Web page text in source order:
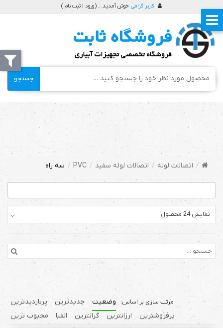
کاربر گرامی خوش آمدید ... (ورود | ثبت نام )
جستجو
اتصالات لوله اتصالات لوله سفید PVC سه راه
نمایش 24 محصول
وضعیت جدیدترین
پربازدیدترین
پرفروشترین
ارزانترین گرانترین الفبا محبوب ترین